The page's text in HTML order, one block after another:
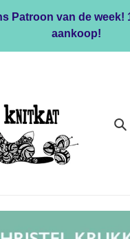
Patroon van de week!
aankoop!